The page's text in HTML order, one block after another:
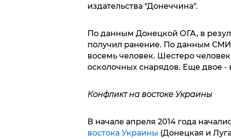
издательства "Донеччина".
По данным Донецкой ОГА, в
получил ранение. По данным
восемь человек. Шестеро
осколочных снарядов. Еще двое -
Конфликт на востоке Украины
В начале апреля 2014 года
востока Украины (Донецкая и